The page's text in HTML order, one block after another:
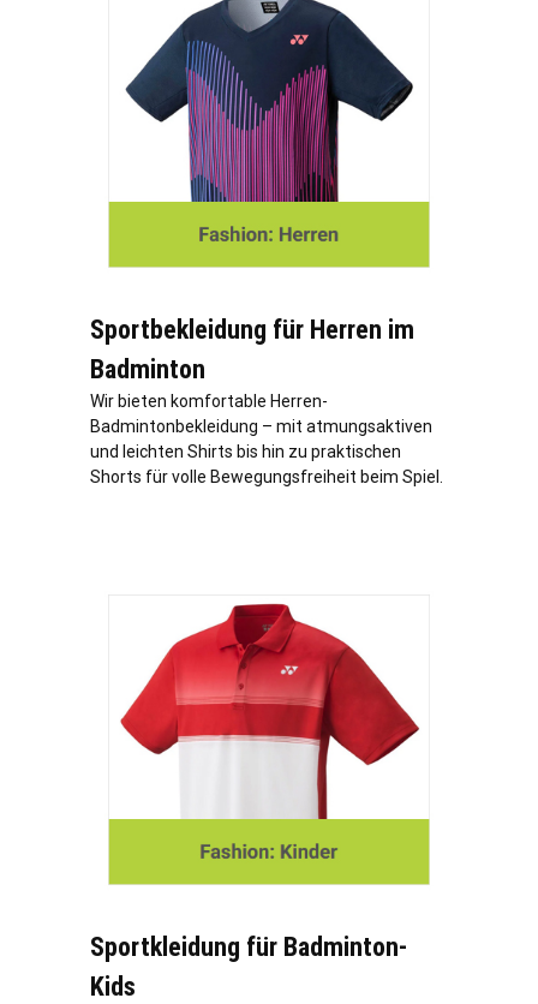
Sportbekleidung für Herren im
Badminton
Wir bieten komfortable Herren-
Badmintonbekleidung – mit atmungsaktiven
und leichten Shirts bis hin zu praktischen
Shorts für volle Bewegungsfreiheit beim Spiel.
Sportkleidung für Badminton-
Kids